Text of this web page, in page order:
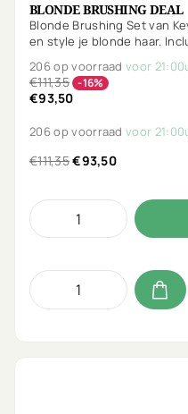
BLONDE BRUSHING DEAL
Blonde Brushing Set van
en style je blonde haar.
206 op voorraadvoor
€111,35 -16%
€93,50
206 op voorraadvoor
€111,35€93,50